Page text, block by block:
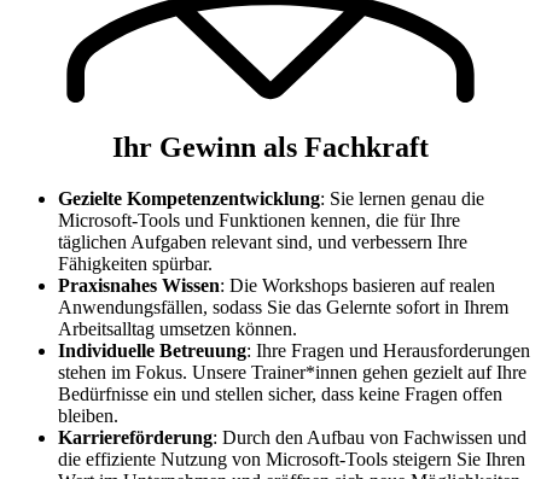
Ihr Gewinn als Fachkraft
Gezielte Kompetenzentwicklung: Sie lernen genau die
Microsoft-Tools und Funktionen kennen, die für Ihre
täglichen Aufgaben relevant sind, und verbessern Ihre
Fähigkeiten spürbar.
Praxisnahes Wissen: Die Workshops basieren auf realen
Anwendungsfällen, sodass Sie das Gelernte sofort in Ihrem
Arbeitsalltag umsetzen können.
Individuelle Betreuung: Ihre Fragen und Herausforderungen
stehen im Fokus. Unsere Trainer*innen gehen gezielt auf Ihre
Bedürfnisse ein und stellen sicher, dass keine Fragen offen
bleiben.
Karriereförderung: Durch den Aufbau von Fachwissen und
die effiziente Nutzung von Microsoft-Tools steigern Sie Ihren